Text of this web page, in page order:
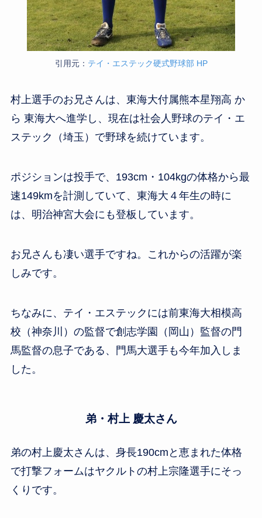
引用元： テイ・エステック硬式野球部 HP
村上選手のお兄さんは、東海大付属熊本星翔高 か
ら 東海大へ進学し、現在は社会人野球のテイ・エ
ステック（埼玉）で野球を続けています。
ポジションは投手で、193cm・104kgの体格から最
速149kmを計測していて、東海大４年生の時に
は、明治神宮大会にも登板しています。
お兄さんも凄い選手ですね。これからの活躍が楽
しみです。
ちなみに、テイ・エステックには前東海大相模高
校（神奈川）の監督で創志学園（岡山）監督の門
馬監督の息子である、門馬大選手も今年加入しま
した。
弟・村上 慶太さん
弟の村上慶太さんは、身長190cmと恵まれた体格
で打撃フォームはヤクルトの村上宗隆選手にそっ
くりです。